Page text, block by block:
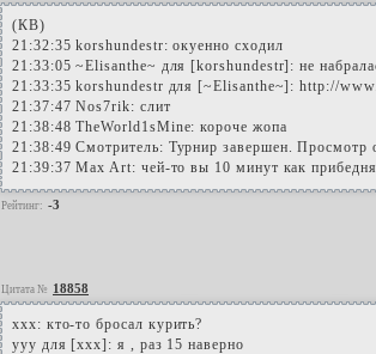
(КВ)
21:32:35 korshundestr: окуенно сходил
21:33:05 ~Elisanthe~ для [korshundestr]: не
21:33:35 korshundestr для [~Elisanthe~]: http://
21:37:47 Nos7rik: слит
21:38:48 TheWorld1sMine: короче жопа
21:38:49 Смотритель: Турнир завершен.
21:39:37 Max Art: чей-то вы 10 минут как
Рейтинг: -3
Цитата № 18858
xxx: кто-то бросал курить?
yyy для [xxx]: я , раз 15 наверно